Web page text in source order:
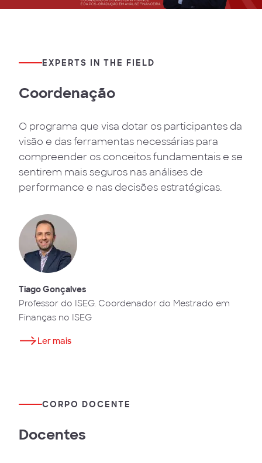
EXPERTS IN THE FIELD
Coordenação
O programa que visa dotar os participantes da
visão e das ferramentas necessárias para
compreender os conceitos fundamentais e se
sentirem mais seguros nas análises de
performance e nas decisões estratégicas.
Tiago Gonçalves
Professor do ISEG. Coordenador do Mestrado em
Finanças no ISEG
Ler mais
CORPO DOCENTE
Docentes